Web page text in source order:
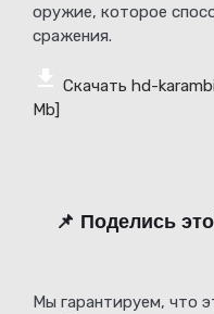
оружие, которое
сражения.
Скачать hd-
Mb]
📌 Поделись
Мы гарантируем, что